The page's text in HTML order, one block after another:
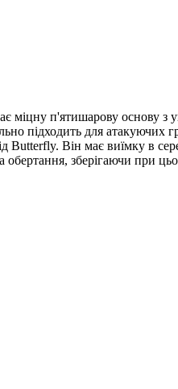
міцну п'ятишарову основу
підходить для атакуючих
Butterfly. Він має виїмку в
обертання, зберігаючи при